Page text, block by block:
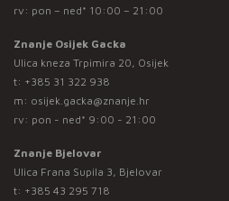
rv: pon – ned* 10:00 – 21:00
Znanje Osijek Gacka
Ulica kneza Trpimira 20, Osijek
t: +385 31 322 938
m: osijek.gacka@znanje.hr
rv: pon - ned* 9:00 - 21:00
Znanje Bjelovar
Ulica Frana Supila 3, Bjelovar
t: +385 43 295 718